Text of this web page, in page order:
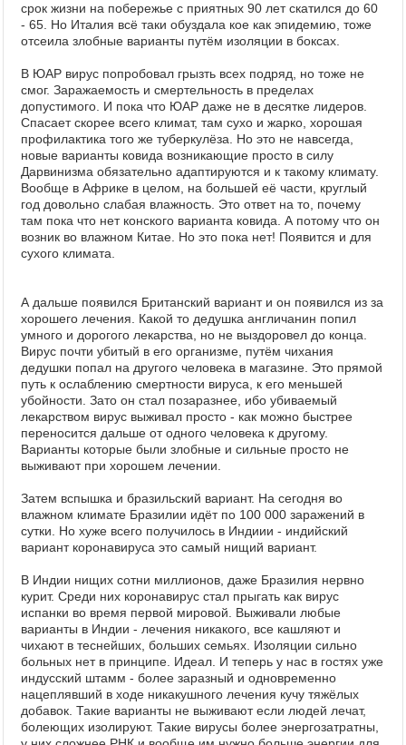
срок жизни на побережье с приятных 90 лет скатился до 60
- 65. Но Италия всё таки обуздала кое как эпидемию, тоже
отсеила злобные варианты путём изоляции в боксах.
В ЮАР вирус попробовал грызть всех подряд, но тоже не
смог. Заражаемость и смертельность в пределах
допустимого. И пока что ЮАР даже не в десятке лидеров.
Спасает скорее всего климат, там сухо и жарко, хорошая
профилактика того же туберкулёза. Но это не навсегда,
новые варианты ковида возникающие просто в силу
Дарвинизма обязательно адаптируются и к такому климату.
Вообще в Африке в целом, на большей её части, круглый
год довольно слабая влажность. Это ответ на то, почему
там пока что нет конского варианта ковида. А потому что он
возник во влажном Китае. Но это пока нет! Появится и для
сухого климата.
А дальше появился Британский вариант и он появился из за
хорошего лечения. Какой то дедушка англичанин попил
умного и дорогого лекарства, но не выздоровел до конца.
Вирус почти убитый в его организме, путём чихания
дедушки попал на другого человека в магазине. Это прямой
путь к ослаблению смертности вируса, к его меньшей
убойности. Зато он стал позаразнее, ибо убиваемый
лекарством вирус выживал просто - как можно быстрее
переносится дальше от одного человека к другому.
Варианты которые были злобные и сильные просто не
выживают при хорошем лечении.
Затем вспышка и бразильский вариант. На сегодня во
влажном климате Бразилии идёт по 100 000 заражений в
сутки. Но хуже всего получилось в Индиии - индийский
вариант коронавируса это самый нищий вариант.
В Индии нищих сотни миллионов, даже Бразилия нервно
курит. Среди них коронавирус стал прыгать как вирус
испанки во время первой мировой. Выживали любые
варианты в Индии - лечения никакого, все кашляют и
чихают в теснейших, больших семьях. Изоляции сильно
больных нет в принципе. Идеал. И теперь у нас в гостях уже
индусский штамм - более заразный и одновременно
нацеплявший в ходе никакушного лечения кучу тяжёлых
добавок. Такие варианты не выживают если людей лечат,
болеющих изолируют. Такие вирусы более энергозатратны,